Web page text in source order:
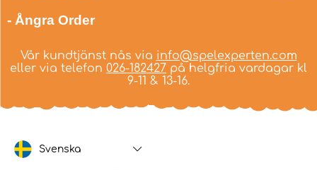
- Ångra Order
Vår kundtjänst nås via info@spelexperten.com
eller via telefon 026-182427 på helgfria vardagar kl
9-11 & 13-16.
Svenska